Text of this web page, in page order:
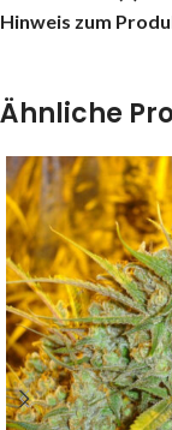
Hinweis zum
Ähnliche